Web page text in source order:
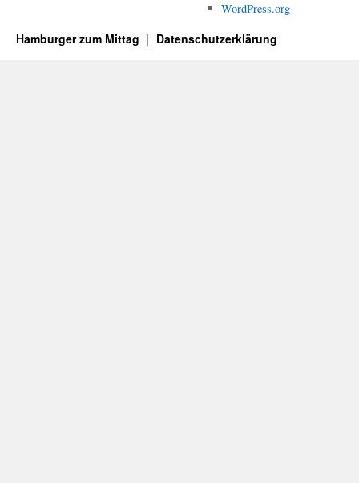
WordPress.org
Hamburger zum Mittag Datenschutzerklärung